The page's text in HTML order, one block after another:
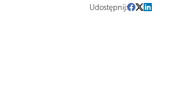
Udostępnij: